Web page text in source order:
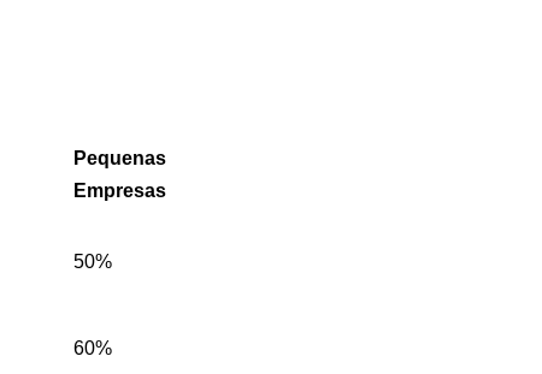
Pequenas
Empresas
50%
60%